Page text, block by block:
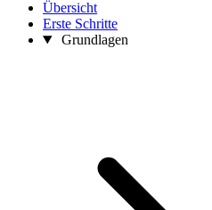
Übersicht
Erste Schritte
Grundlagen